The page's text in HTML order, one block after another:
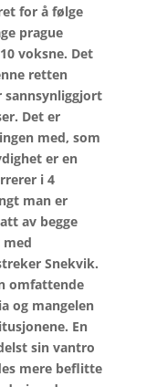
for å følge
prague
voksne. Det
retten
sannsynliggjort
Det er
med, som
er en
i 4
man er
av begge
Snekvik.
omfattende
og mangelen
En
sin vantro
mere beflitte